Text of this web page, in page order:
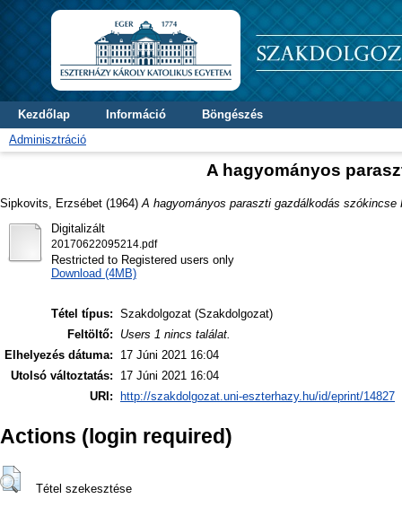
Kezdőlap Információ
Böngészés
Adminisztráció
A hagyományos
Sipkovits, Erzsébet (1964) A hagyományos paraszti gazdálkodás szókincse
Digitalizált
20170622095214.pdf
Restricted to Registered users only
Download (4MB)
Tétel típus: Szakdolgozat (Szakdolgozat)
Feltöltő:
Users 1 nincs találat.
Elhelyezés dátuma:
17 Júni 2021 16:04
Utolsó változtatás:
17 Júni 2021 16:04
URI:
http://szakdolgozat.uni-eszterhazy.hu/id/eprint/14827
Actions (login required)
Tétel szekesztése